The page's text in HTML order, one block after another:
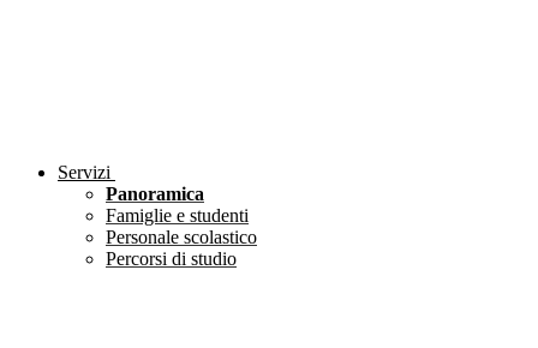
Servizi
Panoramica
Famiglie e studenti
Personale scolastico
Percorsi di studio